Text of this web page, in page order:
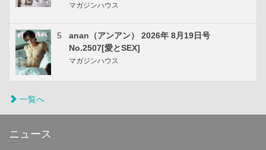
マガジンハウス
5
anan（アンアン） 2026年 8月19日号
No.2507[愛とSEX]
マガジンハウス
一覧へ
ニュース